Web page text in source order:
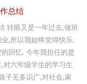
总结
转眼又是一年过去,做班
,所以我始终觉得快乐.
回忆. 今年我担任的是
对六年级学生的学习生
子见多识广,对社会,家